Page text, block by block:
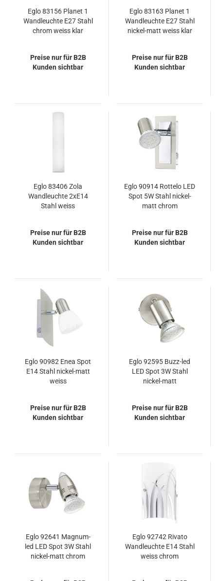
Eglo 83156 Planet 1
Wandleuchte E27 Stahl
chrom weiss klar
Preise nur für B2B
Kunden sichtbar
Eglo 83163 Planet 1
Wandleuchte E27 Stahl
nickel-matt weiss klar
Preise nur für B2B
Kunden sichtbar
Eglo 83406 Zola
Wandleuchte 2xE14
Stahl weiss
Preise nur für B2B
Kunden sichtbar
Eglo 90914 Rottelo LED
Spot 5W Stahl nickel-
matt chrom
Preise nur für B2B
Kunden sichtbar
Eglo 90982 Enea Spot
E14 Stahl nickel-matt
weiss
Preise nur für B2B
Kunden sichtbar
Eglo 92595 Buzz-led
LED Spot 3W Stahl
nickel-matt
Preise nur für B2B
Kunden sichtbar
Eglo 92641 Magnum-
led LED Spot 3W Stahl
nickel-matt chrom
Eglo 92742 Rivato
Wandleuchte E14 Stahl
weiss chrom